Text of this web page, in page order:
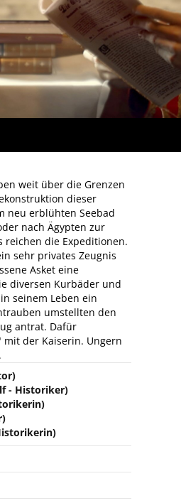
weit über die Grenzen
dieser
neu erblühten Seebad
nach Ägypten zur
reichen die Expeditionen.
sehr privates Zeugnis
Asket eine
diversen Kurbäder und
seinem Leben ein
umstellten den
antrat. Dafür
der Kaiserin. Ungern
- Historiker)